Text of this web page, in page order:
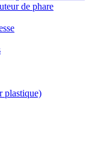
de phare
plastique)